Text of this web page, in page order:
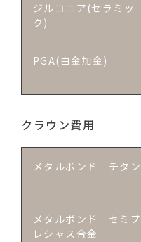
ジルコニア(セラミッ
ク)
PGA(白金加金)
クラウン費用
メタルボンド チタン
メタルボンド セミプ
レシャス合金